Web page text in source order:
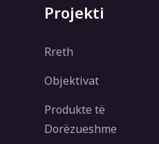
Projekti
Rreth
Objektivat
Produkte të
Dorëzueshme